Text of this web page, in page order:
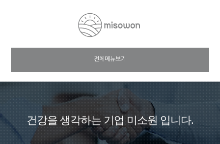
전체메뉴보기
건강을 생각하는 기업 미소원 입니다.